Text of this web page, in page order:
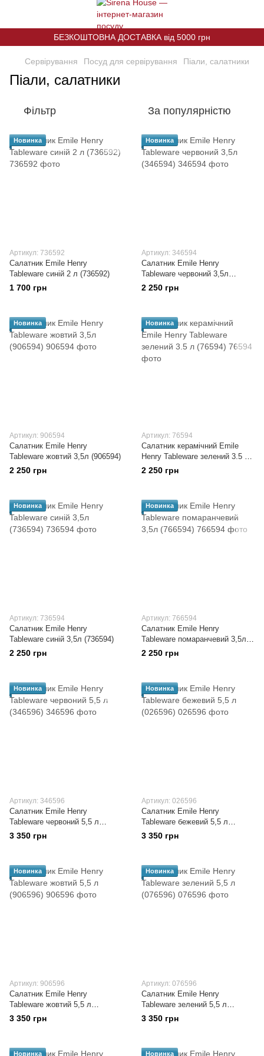
БЕЗКОШТОВНА ДОСТАВКА від 5000 грн
Сервірування Посуд для сервірування Піали, салатники
Піали, салатники
Фільтр За популярністю
Новинка
Артикул: 736592
Салатник Emile Henry
Tableware синій 2 л (736592)
1 700 грн
Новинка
Артикул: 346594
Салатник Emile Henry
Tableware червоний 3,5л
(346594)
2 250 грн
Новинка
Артикул: 906594
Салатник Emile Henry
Tableware жовтий 3,5л (906594)
2 250 грн
Новинка
Артикул: 76594
Салатник керамічний Emile
Henry Tableware зелений 3.5 л
(76594)
2 250 грн
Новинка
Артикул: 736594
Салатник Emile Henry
Tableware синій 3,5л (736594)
2 250 грн
Новинка
Артикул: 766594
Салатник Emile Henry
Tableware помаранчевий 3,5л
(766594)
2 250 грн
Новинка
Артикул: 346596
Салатник Emile Henry
Tableware червоний 5,5 л
(346596)
3 350 грн
Новинка
Артикул: 026596
Салатник Emile Henry
Tableware бежевий 5,5 л
(026596)
3 350 грн
Новинка
Артикул: 906596
Салатник Emile Henry
Tableware жовтий 5,5 л
(906596)
3 350 грн
Новинка
Артикул: 076596
Салатник Emile Henry
Tableware зелений 5,5 л
(076596)
3 350 грн
Новинка Новинка